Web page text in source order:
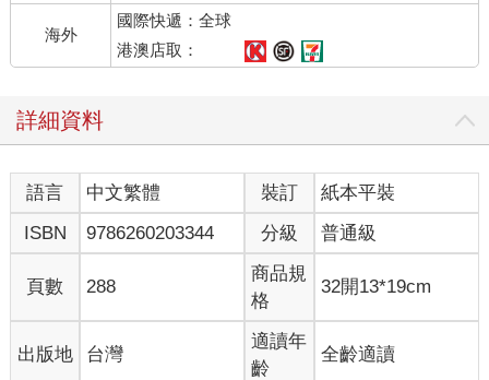
海外
國際快遞：全球
港澳店取：
詳細資料
語言 中文繁體 裝訂
紙本平裝
ISBN
9786260203344 分級 普通級
頁數 288
商品規
格
32開13*19cm
出版地 台灣
適讀年
齡
全齡適讀